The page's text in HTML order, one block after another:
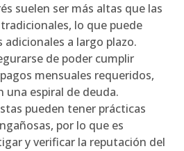
suelen ser más altas que las
lo que puede
a largo plazo.
de poder cumplir
mensuales requeridos,
una espiral de deuda.
pueden tener prácticas
por lo que es
y verificar la reputación del